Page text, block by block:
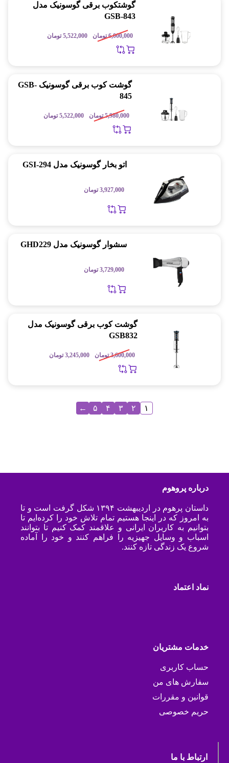
گوشتکوب برقی گوسونیک مدل
GSB-843
6,000,000 تومان 5,522,000 تومان
گوشت کوب برقی گوسونیک GSB-
845
5,980,000 تومان 5,522,000 تومان
اتو بخار گوسونیک مدل GSI-294
3,927,000 تومان
سشوار گوسونیک مدل GHD229
3,729,000 تومان
گوشت کوب برقی گوسونیک مدل
GSB832
3,600,000 تومان 3,245,000 تومان
۱ ۲ ۳ ۴ ۵ ←
درباره پروهوم
داستان پرهوم در اردیبهشت ۱۳۹۴ شکل گرفت است و تا
به امروز که در اینجا هستیم تمام تلاش خود را کرده‌ایم تا
بتوانیم به کاربران ایرانی و علاقمند کمک کنیم تا بتوانند
اسباب و وسایل جهیزیه را فراهم کنند و خود را آماده
شروع یک زندگی تازه کنند.
نماد اعتماد
خدمات مشتریان
حساب کاربری
سفارش های من
قوانین و مقررات
حریم خصوصی
ارتباط با ما